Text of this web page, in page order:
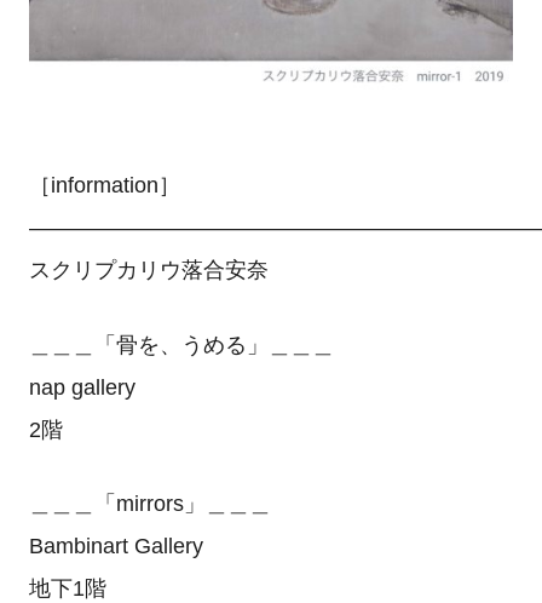
［information］
スクリプカリウ落合安奈
＿＿＿「骨を、うめる」＿＿＿
nap gallery
2階
＿＿＿「mirrors」＿＿＿
Bambinart Gallery
地下1階